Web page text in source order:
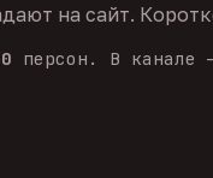
на сайт.
персон. В канале